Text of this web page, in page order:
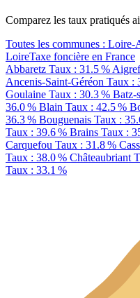
Comparez les taux pratiqués
Toutes les communes : Loire-
LoireTaxe foncière en France
Abbaretz Taux : 31.5 %
Ancenis-Saint-Géréon Taux :
Goulaine Taux : 30.3 % Batz-
36.0 % Blain Taux : 42.5 %
36.3 % Bouguenais Taux :
Taux : 39.6 % Brains Taux :
Carquefou Taux : 31.8 %
Taux : 38.0 % Châteaubriant
Taux : 33.1 %